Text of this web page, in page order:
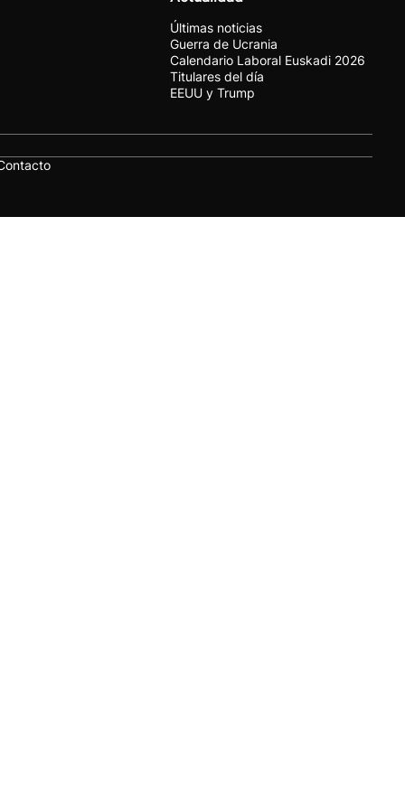
Últimas noticias
Guerra de Ucrania
Calendario Laboral Euskadi 2026
Titulares del día
EEUU y Trump